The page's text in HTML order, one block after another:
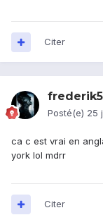
Citer
Posté(e) 25
ca c est vrai en
york lol mdrr
Citer